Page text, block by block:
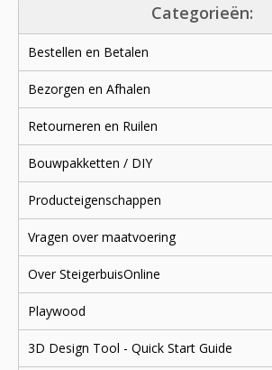
Categorieën:
Bestellen en Betalen
Bezorgen en Afhalen
Retourneren en Ruilen
Bouwpakketten / DIY
Producteigenschappen
Vragen over maatvoering
Over SteigerbuisOnline
Playwood
3D Design Tool - Quick Start Guide